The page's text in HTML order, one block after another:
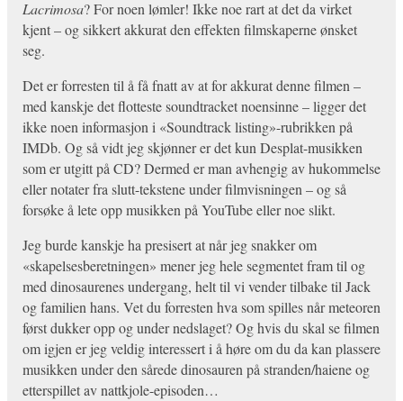
Lacrimosa? For noen lømler! Ikke noe rart at det da virket
kjent – og sikkert akkurat den effekten filmskaperne ønsket
seg.
Det er forresten til å få fnatt av at for akkurat denne filmen –
med kanskje det flotteste soundtracket noensinne – ligger det
ikke noen informasjon i «Soundtrack listing»-rubrikken på
IMDb. Og så vidt jeg skjønner er det kun Desplat-musikken
som er utgitt på CD? Dermed er man avhengig av hukommelse
eller notater fra slutt-tekstene under filmvisningen – og så
forsøke å lete opp musikken på YouTube eller noe slikt.
Jeg burde kanskje ha presisert at når jeg snakker om
«skapelsesberetningen» mener jeg hele segmentet fram til og
med dinosaurenes undergang, helt til vi vender tilbake til Jack
og familien hans. Vet du forresten hva som spilles når meteoren
først dukker opp og under nedslaget? Og hvis du skal se filmen
om igjen er jeg veldig interessert i å høre om du da kan plassere
musikken under den sårede dinosauren på stranden/haiene og
etterspillet av nattkjole-episoden…